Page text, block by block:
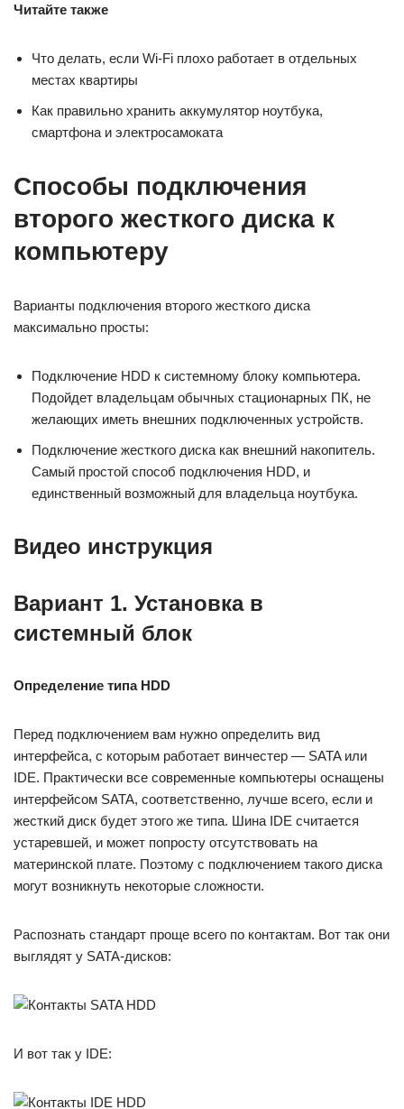
Читайте также
Что делать, если Wi-Fi плохо работает в отдельных
местах квартиры
Как правильно хранить аккумулятор ноутбука,
смартфона и электросамоката
Способы подключения
второго жесткого диска к
компьютеру
Варианты подключения второго жесткого диска
максимально просты:
Подключение HDD к системному блоку компьютера.
Подойдет владельцам обычных стационарных ПК, не
желающих иметь внешних подключенных устройств.
Подключение жесткого диска как внешний накопитель.
Самый простой способ подключения HDD, и
единственный возможный для владельца ноутбука.
Видео инструкция
Вариант 1. Установка в
системный блок
Определение типа HDD
Перед подключением вам нужно определить вид
интерфейса, с которым работает винчестер — SATA или
IDE. Практически все современные компьютеры оснащены
интерфейсом SATA, соответственно, лучше всего, если и
жесткий диск будет этого же типа. Шина IDE считается
устаревшей, и может попросту отсутствовать на
материнской плате. Поэтому с подключением такого диска
могут возникнуть некоторые сложности.
Распознать стандарт проще всего по контактам. Вот так они
выглядят у SATA-дисков:
И вот так у IDE: